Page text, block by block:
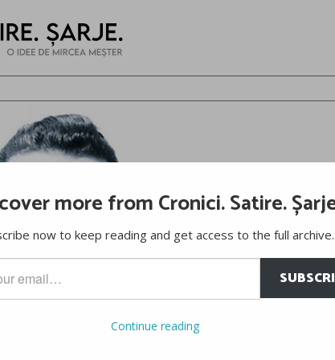
more from Cronici. Satire.
now to keep reading and get access to the full archive.
Continue reading